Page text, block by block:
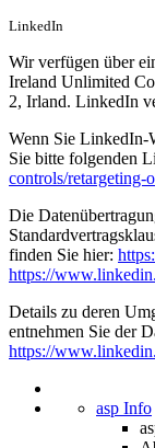
LinkedIn
Wir verfügen über
Ireland Unlimited
2, Irland. LinkedIn
Wenn Sie LinkedIn-
Sie bitte folgenden
controls/retargeting-
Die
finden Sie hier:
https://
Details zu deren
entnehmen Sie der
https://
asp Info